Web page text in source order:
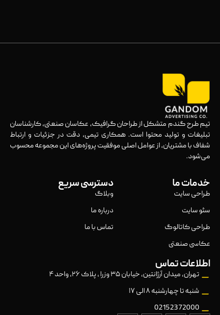
تیم طرح گندم متشکل از طراحان گرافیک، عکاسان صنعتی، کارشناسان
تبلیغات و تولید محتوا است. همکاری تیمی، دقت در جزئیات و ارتباط
شفاف با مشتریان، از عوامل اصلی موفقیت پروژه‌های این مجموعه محسوب
می‌شود.
خدمات ما
طراحی سایت
سئو سایت
طراحی کاتالوگ
عکاسی صنعتی
دسترسی سریع
وبلاگ
درباره ما
تماس با ما
اطلاعات تماس
تهران، میدان آرژانتین، خیابان ۳۵ وزرا ، پلاک ۲۶، واحد ۴
شنبه تا چهارشنبه ۸ الی ۱۷
02152372000